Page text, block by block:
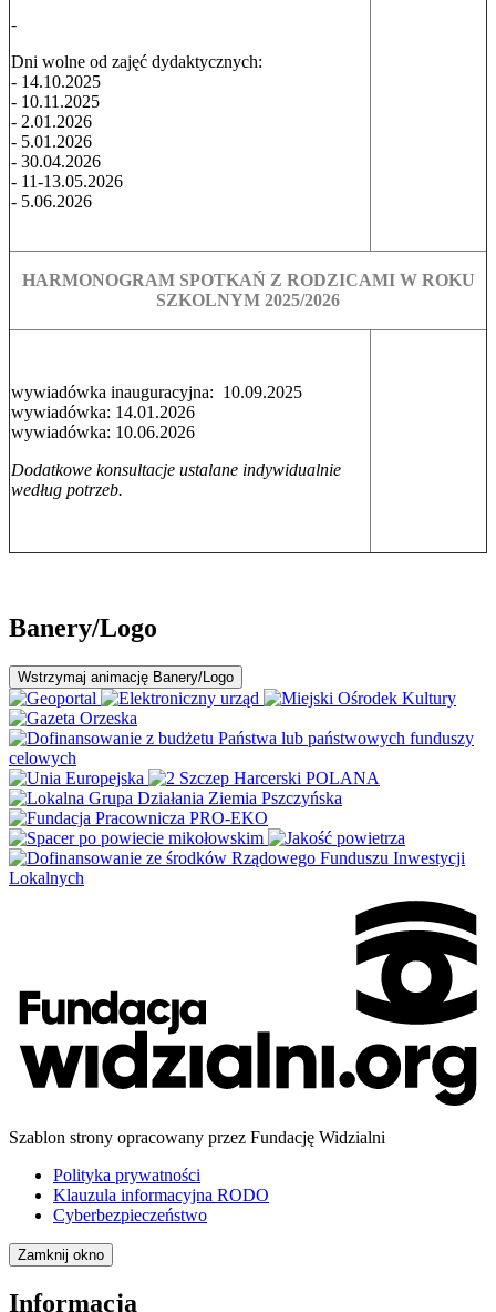
-
Dni wolne od zajęć dydaktycznych:
- 14.10.2025
- 10.11.2025
- 2.01.2026
- 5.01.2026
- 30.04.2026
- 11-13.05.2026
- 5.06.2026
HARMONOGRAM SPOTKAŃ Z RODZICAMI W ROKU
SZKOLNYM 2025/2026
wywiadówka inauguracyjna: 10.09.2025
wywiadówka: 14.01.2026
wywiadówka: 10.06.2026
Dodatkowe konsultacje ustalane indywidualnie
według potrzeb.
Banery/Logo
Wstrzymaj animację Banery/Logo
Szablon strony opracowany przez Fundację Widzialni
Polityka prywatności
Klauzula informacyjna RODO
Cyberbezpieczeństwo
Zamknij okno
Informacja